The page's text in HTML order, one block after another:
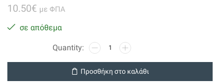
10.50€ με ΦΠΑ
σε απόθεμα
Led
Αλουμίνιο
Προσθήκη στο καλάθι